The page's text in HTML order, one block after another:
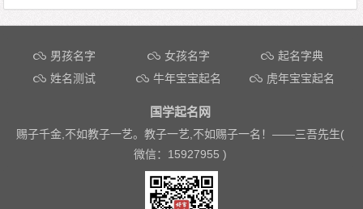
文章导航
男孩名字 女孩名字
起名字典
姓名测试
牛年宝宝起名 虎年宝宝起名
国学起名网
赐子千金,不如教子一艺。教子一艺,不如赐子一名！——三吾先生(
微信：15927955 )